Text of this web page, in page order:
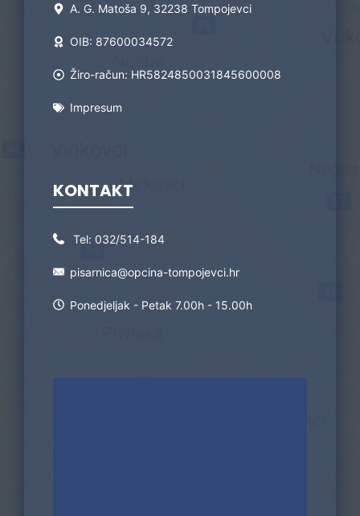
A. G. Matoša 9, 32238 Tompojevci
OIB: 87600034572
Žiro-račun: HR5824850031845600008
Impresum
KONTAKT
Tel: 032/514-184
pisarnica@opcina-tompojevci.hr
Ponedjeljak - Petak 7.00h - 15.00h